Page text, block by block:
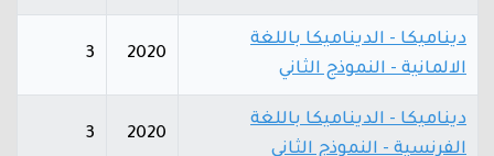
ديناميكا - الديناميكا باللغة
الالمانية - النموذج الثاني
2020
3
ديناميكا - الديناميكا باللغة
الفرنسية - النموذج الثاني
2020
3